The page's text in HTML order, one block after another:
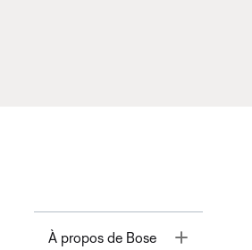
À propos de Bose Toggle